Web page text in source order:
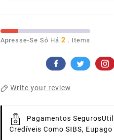
Apresse-Se Só Há 2 . Items
Write your review
Pagamentos Seguros
Credíveis Como SIBS,